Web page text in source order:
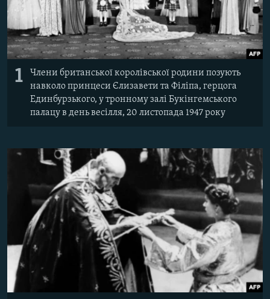
ДОЛУЧАЙСЯ!
Усі сайти RFE/RL
1
Члени британської королівської родини позують
навколо принцеси Єлизавети та Філіпа, герцога
Единбурзького, у тронному залі Букінгемського
палацу в день весілля, 20 листопада 1947 року